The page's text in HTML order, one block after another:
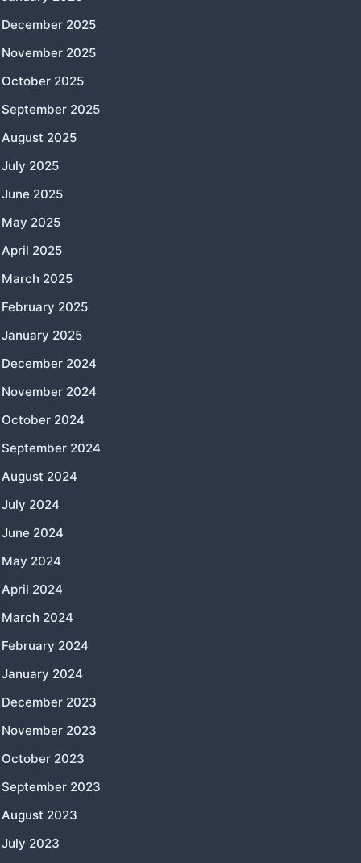
December 2025
November 2025
October 2025
September 2025
August 2025
July 2025
June 2025
May 2025
April 2025
March 2025
February 2025
January 2025
December 2024
November 2024
October 2024
September 2024
August 2024
July 2024
June 2024
May 2024
April 2024
March 2024
February 2024
January 2024
December 2023
November 2023
October 2023
September 2023
August 2023
July 2023